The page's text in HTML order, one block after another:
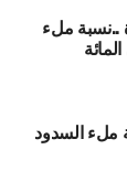
..نسبة ملء
ملء السدود